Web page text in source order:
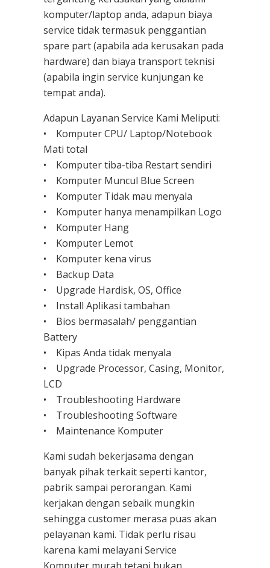
komputer/laptop anda, adapun biaya
service tidak termasuk penggantian
spare part (apabila ada kerusakan pada
hardware) dan biaya transport teknisi
(apabila ingin service kunjungan ke
tempat anda).
Adapun Layanan Service Kami Meliputi:
• Komputer CPU/ Laptop/Notebook
Mati total
• Komputer tiba-tiba Restart sendiri
• Komputer Muncul Blue Screen
• Komputer Tidak mau menyala
• Komputer hanya menampilkan Logo
• Komputer Hang
• Komputer Lemot
• Komputer kena virus
• Backup Data
• Upgrade Hardisk, OS, Office
• Install Aplikasi tambahan
• Bios bermasalah/ penggantian
Battery
• Kipas Anda tidak menyala
• Upgrade Processor, Casing, Monitor,
LCD
• Troubleshooting Hardware
• Troubleshooting Software
• Maintenance Komputer
Kami sudah bekerjasama dengan
banyak pihak terkait seperti kantor,
pabrik sampai perorangan. Kami
kerjakan dengan sebaik mungkin
sehingga customer merasa puas akan
pelayanan kami. Tidak perlu risau
karena kami melayani Service